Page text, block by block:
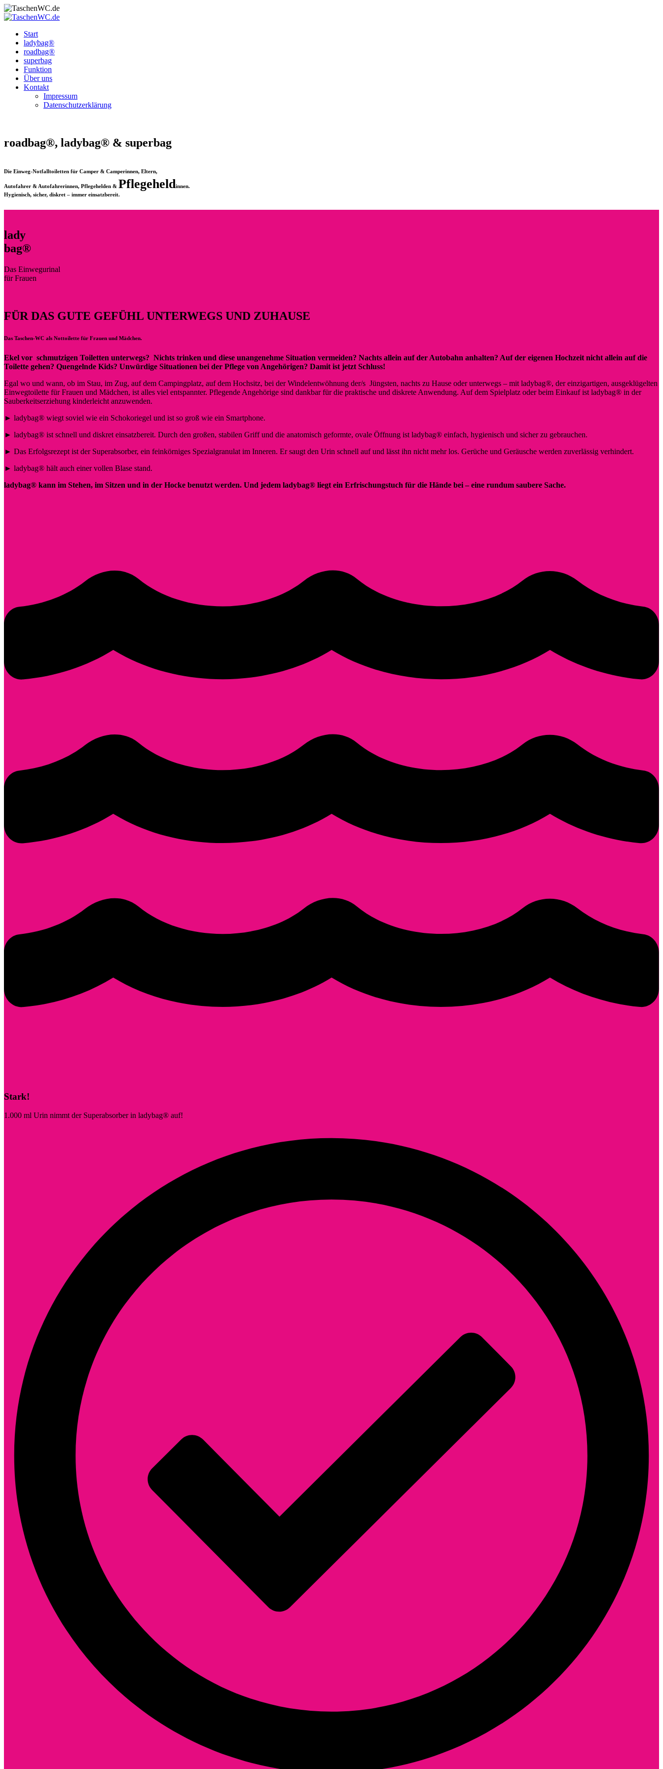
Start
ladybag®
roadbag®
superbag
Funktion
Über uns
Kontakt
Impressum
Datenschutz­erklärung
roadbag®, ladybag® & superbag
Die Einweg-Notfalltoiletten für Camper & Camperinnen, Eltern,
Autofahrer & Autofahrerinnen, Pflegehelden & Pflegeheldinnen.
Hygienisch, sicher, diskret – immer einsatzbereit.
lady
bag®
Das Einwegurinal
für Frauen
FÜR DAS GUTE GEFÜHL UNTERWEGS UND ZUHAUSE
Das Taschen-WC als Nottoilette für Frauen und Mädchen.
Ekel vor schmutzigen Toiletten unterwegs? Nichts trinken und diese unangenehme Situation vermeiden? Nachts allein auf der Autobahn anhalten? Auf der eigenen Hochzeit nicht allein auf die
Toilette gehen? Quengelnde Kids? Unwürdige Situationen bei der Pflege von Angehörigen? Damit ist jetzt Schluss!
Egal wo und wann, ob im Stau, im Zug, auf dem Campingplatz, auf dem Hochsitz, bei der Windelentwöhnung der/s Jüngsten, nachts zu Hause oder unterwegs – mit ladybag®, der einzigartigen, ausgeklügelten
Einwegtoilette für Frauen und Mädchen, ist alles viel entspannter. Pflegende Angehörige sind dankbar für die praktische und diskrete Anwendung. Auf dem Spielplatz oder beim Einkauf ist ladybag® in der
Sauberkeitserziehung kinderleicht anzuwenden.
► ladybag® wiegt soviel wie ein Schokoriegel und ist so groß wie ein Smartphone.
► ladybag® ist schnell und diskret einsatzbereit. Durch den großen, stabilen Griff und die anatomisch geformte, ovale Öffnung ist ladybag® einfach, hygienisch und sicher zu gebrauchen.
► Das Erfolgsrezept ist der Superabsorber, ein feinkörniges Spezialgranulat im Inneren. Er saugt den Urin schnell auf und lässt ihn nicht mehr los. Gerüche und Geräusche werden zuverlässig verhindert.
► ladybag® hält auch einer vollen Blase stand.
ladybag® kann im Stehen, im Sitzen und in der Hocke benutzt werden. Und jedem ladybag® liegt ein Erfrischungstuch für die Hände bei – eine rundum saubere Sache.
Stark!
1.000 ml Urin nimmt der Superabsorber in ladybag® auf!